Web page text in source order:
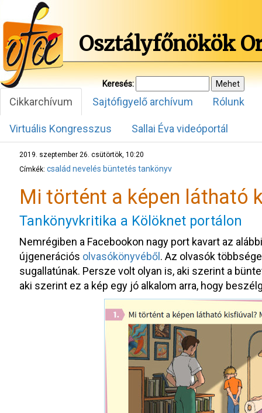
Osztályfőnökök
Keresés:
Cikkarchívum Sajtófigyelő archívum Rólunk
Virtuális Kongresszus Sallai Éva videóportál
2019. szeptember 26. csütörtök, 10:20
Címkék: család nevelés büntetés tankönyv
Mi történt a képen látható
Tankönyvkritika a Kölöknet portálon
Nemrégiben a Facebookon nagy port kavart az
újgenerációs olvasókönyvéből . Az olvasók
sugallatúnak. Persze volt olyan is, aki szerint a
aki szerint ez a kép egy jó alkalom arra, hogy